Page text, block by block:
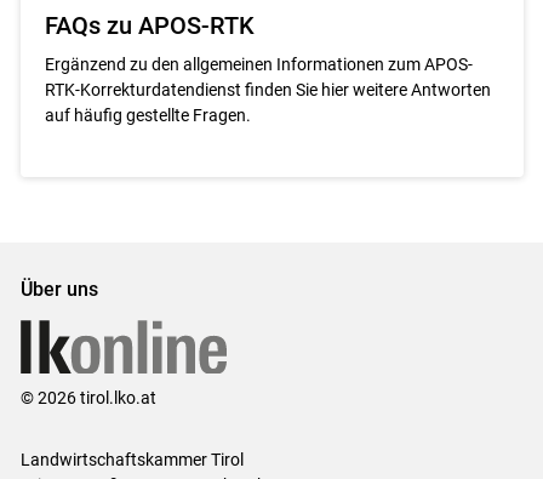
FAQs zu APOS-RTK
Ergänzend zu den allgemeinen Informationen zum APOS-
RTK-Korrekturdatendienst finden Sie hier weitere Antworten
auf häufig gestellte Fragen.
Über uns
© 2026 tirol.lko.at
Landwirtschaftskammer Tirol